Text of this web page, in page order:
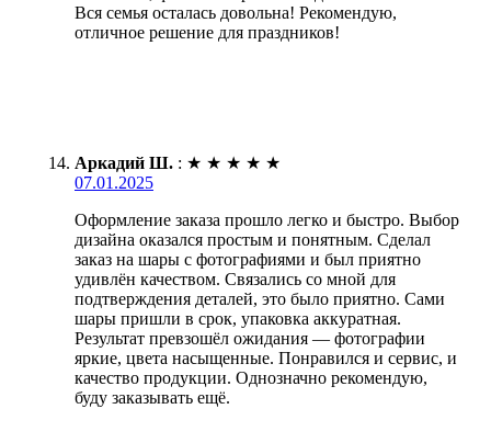
Вся семья осталась довольна! Рекомендую,
отличное решение для праздников!
Аркадий Ш. : ★ ★ ★ ★ ★
07.01.2025
Оформление заказа прошло легко и быстро. Выбор
дизайна оказался простым и понятным. Сделал
заказ на шары с фотографиями и был приятно
удивлён качеством. Связались со мной для
подтверждения деталей, это было приятно. Сами
шары пришли в срок, упаковка аккуратная.
Результат превзошёл ожидания — фотографии
яркие, цвета насыщенные. Понравился и сервис, и
качество продукции. Однозначно рекомендую,
буду заказывать ещё.